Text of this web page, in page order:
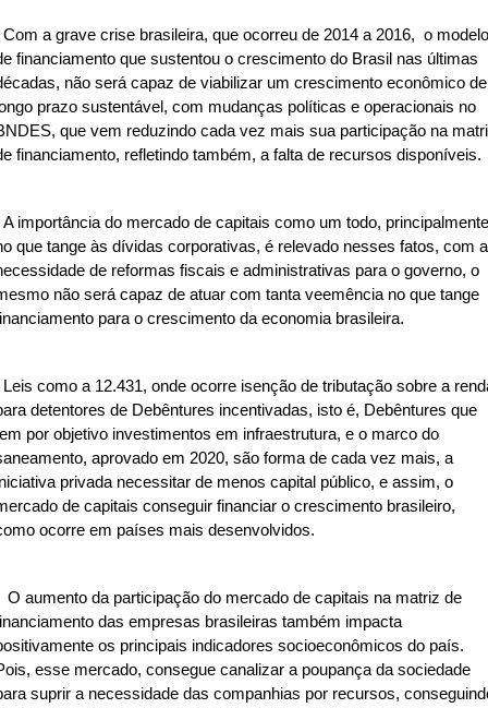
a grave crise brasileira, que ocorreu de 2014 a 2016, o modelo
financiamento que sustentou o crescimento do Brasil nas últimas
não será capaz de viabilizar um crescimento econômico de
prazo sustentável, com mudanças políticas e operacionais no
que vem reduzindo cada vez mais sua participação na
financiamento, refletindo também, a falta de recursos disponíveis.
importância do mercado de capitais como um todo, principalmente
que tange às dívidas corporativas, é relevado nesses fatos, com a
de reformas fiscais e administrativas para o governo, o
não será capaz de atuar com tanta veemência no que tange
para o crescimento da economia brasileira.
como a 12.431, onde ocorre isenção de tributação sobre a
detentores de Debêntures incentivadas, isto é, Debêntures que
por objetivo investimentos em infraestrutura, e o marco do
aprovado em 2020, são forma de cada vez mais, a
privada necessitar de menos capital público, e assim, o
de capitais conseguir financiar o crescimento brasileiro,
ocorre em países mais desenvolvidos.
aumento da participação do mercado de capitais na matriz de
das empresas brasileiras também impacta
os principais indicadores socioeconômicos do país.
esse mercado, consegue canalizar a poupança da sociedade
suprir a necessidade das companhias por recursos,